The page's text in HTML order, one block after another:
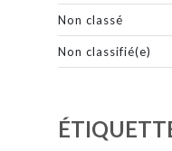
Non classé
Non classifié(e)